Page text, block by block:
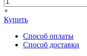
+
Купить
Способ оплаты
Способ доставки